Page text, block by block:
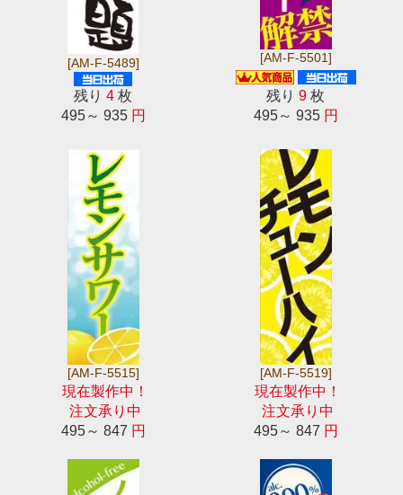
[AM-F-5489]
残り4 枚
495～ 935 円
[AM-F-5501]
残り9 枚
495～ 935 円
[AM-F-5515]
現在製作中！
注文承り中
495～ 847 円
[AM-F-5519]
現在製作中！
注文承り中
495～ 847 円